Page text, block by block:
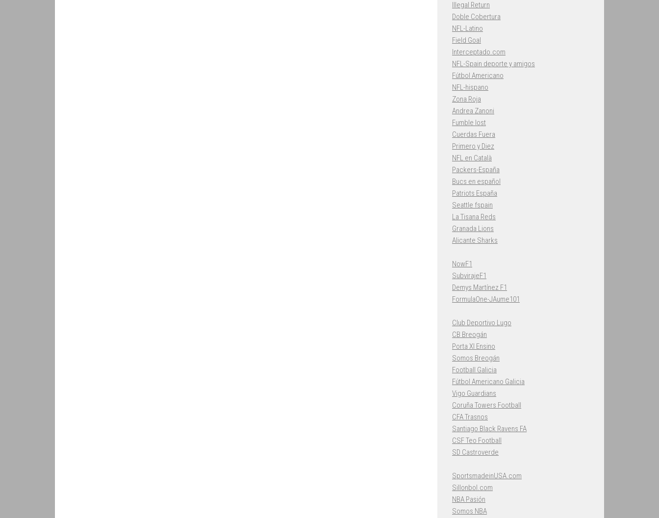
Illegal Return
Doble Cobertura
NFL-Latino
Field Goal
Interceptado.com
NFL-Spain deporte y amigos
Fútbol Americano
NFL-hispano
Zona Roja
Andrea Zanoni
Fumble lost
Cuerdas Fuera
Primero y Diez
NFL en Català
Packers-España
Bucs en español
Patriots España
Seattle fspain
La Tisana Reds
Granada Lions
Alicante Sharks
NowF1
SubvirajeF1
Demys Martínez F1
FormulaOne-JAume101
Club Deportivo Lugo
CB Breogán
Porta XI Ensino
Somos Breogán
Football Galicia
Fútbol Americano Galicia
Vigo Guardians
Coruña Towers Football
CFA Trasnos
Santiago Black Ravens FA
CSF Teo Football
SD Castroverde
SportsmadeinUSA.com
Sillonbol.com
NBA Pasión
Somos NBA